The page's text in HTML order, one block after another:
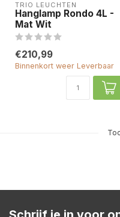
TRIO LEUCHTEN
Hanglamp Rondo 4L -
Mat Wit
€210,99
Binnenkort weer Leverbaar